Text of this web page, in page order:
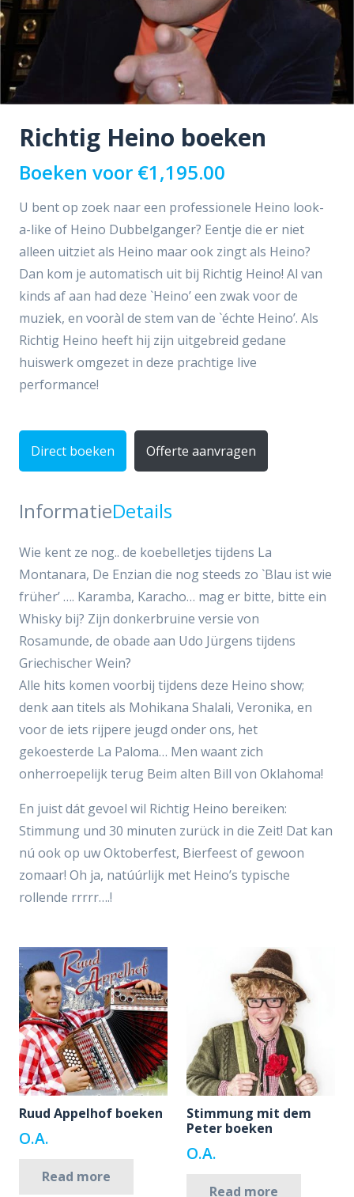
Richtig Heino boeken
Boeken voor €1,195.00
U bent op zoek naar een professionele Heino look-
a-like of Heino Dubbelganger? Eentje die er niet
alleen uitziet als Heino maar ook zingt als Heino?
Dan kom je automatisch uit bij Richtig Heino! Al van
kinds af aan had deze `Heino’ een zwak voor de
muziek, en vooràl de stem van de `échte Heino’. Als
Richtig Heino heeft hij zijn uitgebreid gedane
huiswerk omgezet in deze prachtige live
performance!
Direct boeken Offerte aanvragen
InformatieDetails
Wie kent ze nog.. de koebelletjes tijdens La
Montanara, De Enzian die nog steeds zo `Blau ist wie
früher’ …. Karamba, Karacho… mag er bitte, bitte ein
Whisky bij? Zijn donkerbruine versie von
Rosamunde, de obade aan Udo Jürgens tijdens
Griechischer Wein?
Alle hits komen voorbij tijdens deze Heino show;
denk aan titels als Mohikana Shalali, Veronika, en
voor de iets rijpere jeugd onder ons, het
gekoesterde La Paloma… Men waant zich
onherroepelijk terug Beim alten Bill von Oklahoma!
En juist dát gevoel wil Richtig Heino bereiken:
Stimmung und 30 minuten zurück in die Zeit! Dat kan
nú ook op uw Oktoberfest, Bierfeest of gewoon
zomaar! Oh ja, natúúrlijk met Heino’s typische
rollende rrrrr….!
Ruud Appelhof boeken
O.A.
Read more
Stimmung mit dem
Peter boeken
O.A.
Read more